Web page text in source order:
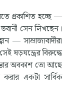
প্রকাশিত হচ্ছে —
ভবানী সেন লিখছেন।
— সাম্রাজ্যবাদীরা
ষড়যন্ত্রের বিরুদ্ধে
অবকাশ তো আছে
একটা সার্বিক